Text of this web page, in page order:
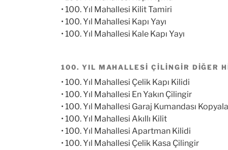
• 100. Yıl Mahallesi Kilit Tamiri
• 100. Yıl Mahallesi Kapı Yayı
• 100. Yıl Mahallesi Kale Kapı Yayı
100. YIL MAHALLESI ÇILINGIR DIĞER
• 100. Yıl Mahallesi Çelik Kapı Kilidi
• 100. Yıl Mahallesi En Yakın Çilingir
• 100. Yıl Mahallesi Garaj Kumandası
• 100. Yıl Mahallesi Akıllı Kilit
• 100. Yıl Mahallesi Apartman Kilidi
• 100. Yıl Mahallesi Çelik Kasa Çilingir